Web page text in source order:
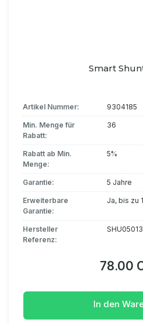
Smart
Artikel Nummer: 9304185
Min. Menge für
Rabatt:
36
Rabatt ab Min.
Menge:
5%
Garantie: 5 Jahre
Erweiterbare
Garantie:
Ja, bis zu
Hersteller
Referenz:
78.00
In den